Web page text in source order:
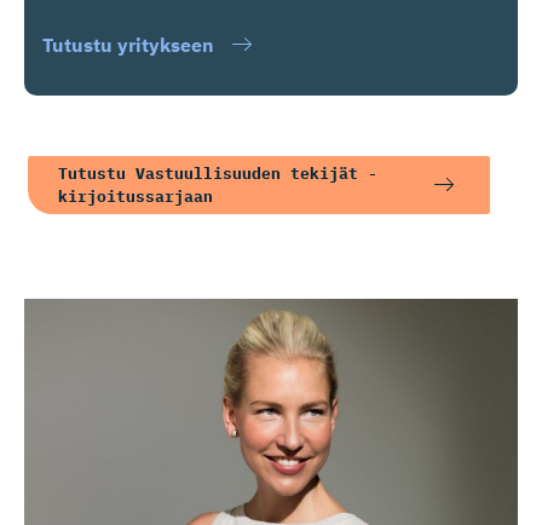
Tutustu yritykseen
Tutustu Vastuullisuuden tekijät -
kirjoitussarjaan